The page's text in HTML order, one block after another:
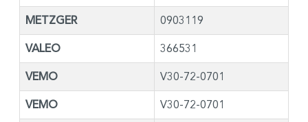
METZGER 0903119
VALEO 366531
VEMO V30-72-0701
VEMO V30-72-0701